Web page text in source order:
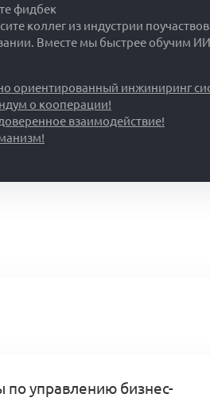
фидбек
коллег из индустрии
Вместе мы быстрее обучим
ориентированный инжиниринг
о кооперации!
взаимодействие!
по управлению бизнес-